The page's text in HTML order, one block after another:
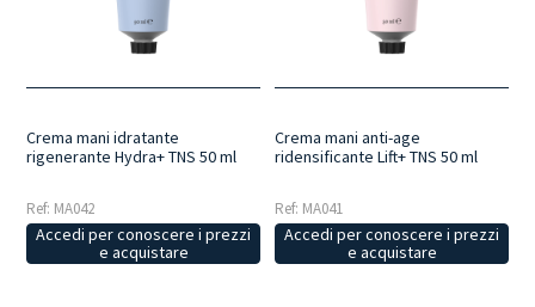
Crema mani idratante
rigenerante Hydra+ TNS 50 ml
Ref: MA042
Accedi per conoscere i prezzi
e acquistare
Crema mani anti-age
ridensificante Lift+ TNS 50 ml
Ref: MA041
Accedi per conoscere i prezzi
e acquistare